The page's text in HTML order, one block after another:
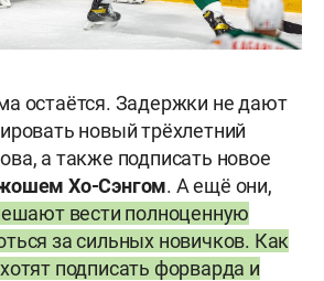
остаётся. Задержки не дают
новый трёхлетний
а также подписать новое
Хо-Сэнгом. А ещё они,
вести полноценную
за сильных новичков. Как
подписать форварда и